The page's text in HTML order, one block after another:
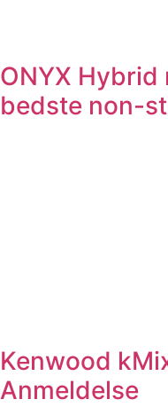
ONYX
bedste non-
Kenwood
Anmeldelse